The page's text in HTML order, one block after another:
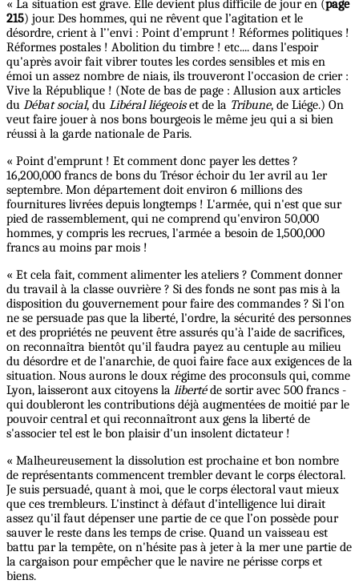
« La situation est grave. Elle devient plus difficile de jour en (page
215) jour. Des hommes, qui ne rêvent que l’agitation et le
désordre, crient à l’'envi : Point d'emprunt ! Réformes politiques !
Réformes postales ! Abolition du timbre ! etc.... dans l'espoir
qu'après avoir fait vibrer toutes les cordes sensibles et mis en
émoi un assez nombre de niais, ils trouveront l'occasion de crier :
Vive la République ! (Note de bas de page : Allusion aux articles
du Débat social, du Libéral liégeoiset de la Tribune, de Liége.) On
veut faire jouer à nos bons bourgeois le même jeu qui a si bien
réussi à la garde nationale de Paris.
« Point d'emprunt ! Et comment donc payer les dettes ?
16,200,000 francs de bons du Trésor échoir du 1er avril au 1er
septembre. Mon département doit environ 6 millions des
fournitures livrées depuis longtemps ! L'armée, qui n'est que sur
pied de rassemblement, qui ne comprend qu'environ 50,000
hommes, y compris les recrues, l'armée a besoin de 1,500,000
francs au moins par mois !
« Et cela fait, comment alimenter les ateliers ? Comment donner
du travail à la classe ouvrière ? Si des fonds ne sont pas mis à la
disposition du gouvernement pour faire des commandes ? Si l'on
ne se persuade pas que la liberté, l'ordre, la sécurité des personnes
et des propriétés ne peuvent être assurés qu'à l’aide de sacrifices,
on reconnaîtra bientôt qu'il faudra payez au centuple au milieu
du désordre et de l'anarchie, de quoi faire face aux exigences de la
situation. Nous aurons le doux régime des proconsuls qui, comme
Lyon, laisseront aux citoyens la libertéde sortir avec 500 francs -
qui doubleront les contributions déjà augmentées de moitié par le
pouvoir central et qui reconnaîtront aux gens la liberté de
s'associer tel est le bon plaisir d'un insolent dictateur !
« Malheureusement la dissolution est prochaine et bon nombre
de représentants commencent trembler devant le corps électoral.
Je suis persuadé, quant à moi, que le corps électoral vaut mieux
que ces trembleurs. L'instinct à défaut d'intelligence lui dirait
assez qu'il faut dépenser une partie de ce que l’on possède pour
sauver le reste dans les temps de crise. Quand un vaisseau est
battu par la tempête, on n'hésite pas à jeter à la mer une partie de
la cargaison pour empêcher que le navire ne périsse corps et
biens.